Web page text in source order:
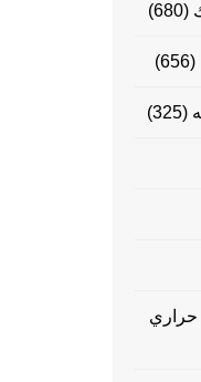
(680)
(656)
(325)
حراري